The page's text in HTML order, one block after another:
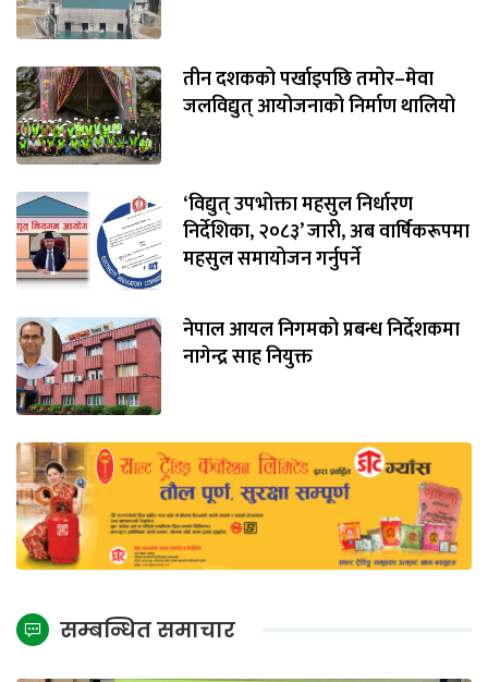
तीन दशकको पर्खाइपछि तमोर–मेवा
जलविद्युत् आयोजनाको निर्माण थालियो
‘विद्युत् उपभोक्ता महसुल निर्धारण
निर्देशिका, २०८३’ जारी, अब वार्षिकरूपमा
महसुल समायोजन गर्नुपर्ने
नेपाल आयल निगमको प्रबन्ध निर्देशकमा
नागेन्द्र साह नियुक्त
सम्बन्धित समाचार